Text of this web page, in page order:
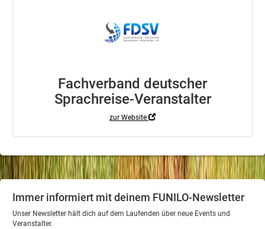
Fachverband deutscher
Sprachreise-Veranstalter
zur Website
Immer informiert mit deinem FUNILO-Newsletter
Unser Newsletter hält dich auf dem Laufenden über neue Events und
Veranstalter.